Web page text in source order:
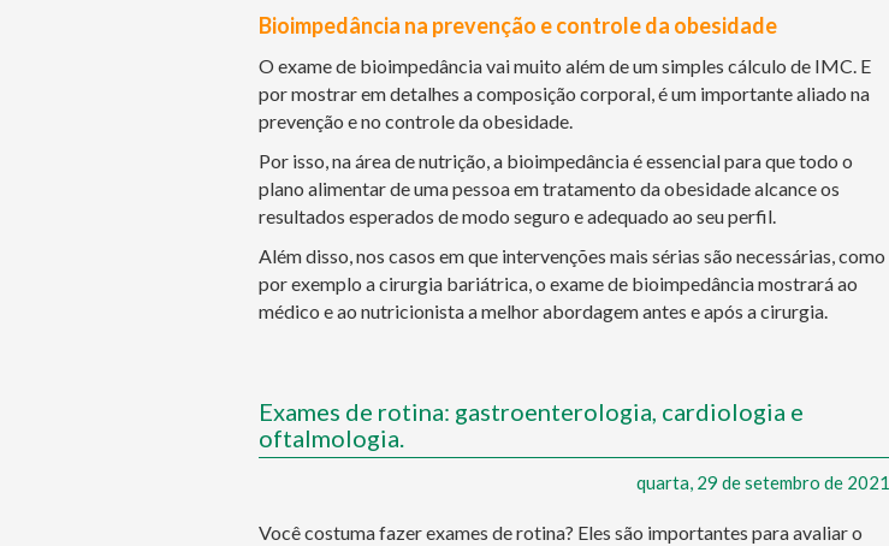
Bioimpedância na prevenção e controle da obesidade
O exame de bioimpedância vai muito além de um simples cálculo de IMC. E
por mostrar em detalhes a composição corporal, é um importante aliado na
prevenção e no controle da obesidade.
Por isso, na área de nutrição, a bioimpedância é essencial para que todo o
plano alimentar de uma pessoa em tratamento da obesidade alcance os
resultados esperados de modo seguro e adequado ao seu perfil.
Além disso, nos casos em que intervenções mais sérias são necessárias, como
por exemplo a cirurgia bariátrica, o exame de bioimpedância mostrará ao
médico e ao nutricionista a melhor abordagem antes e após a cirurgia.
Exames de rotina: gastroenterologia, cardiologia e
oftalmologia.
quarta, 29 de setembro de 2021
Você costuma fazer exames de rotina? Eles são importantes para avaliar o